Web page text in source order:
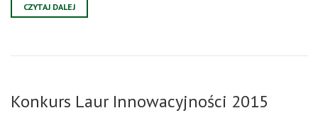
CZYTAJ DALEJ
Konkurs Laur Innowacyjności 2015